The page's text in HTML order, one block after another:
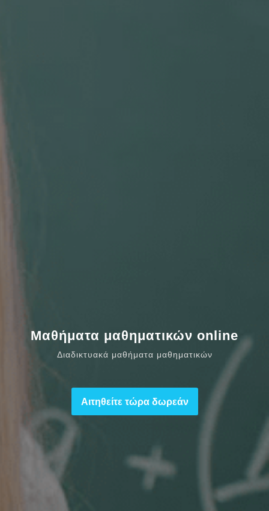
Μαθήματα μαθηματικών online
Διαδικτυακά μαθήματα μαθηματικών
Αιτηθείτε τώρα δωρεάν